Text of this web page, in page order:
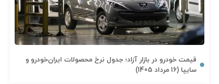
قیمت خودرو در بازار آزاد؛ جدول نرخ محصولات ایران‌خودرو و
سایپا (16 مرداد 1405)